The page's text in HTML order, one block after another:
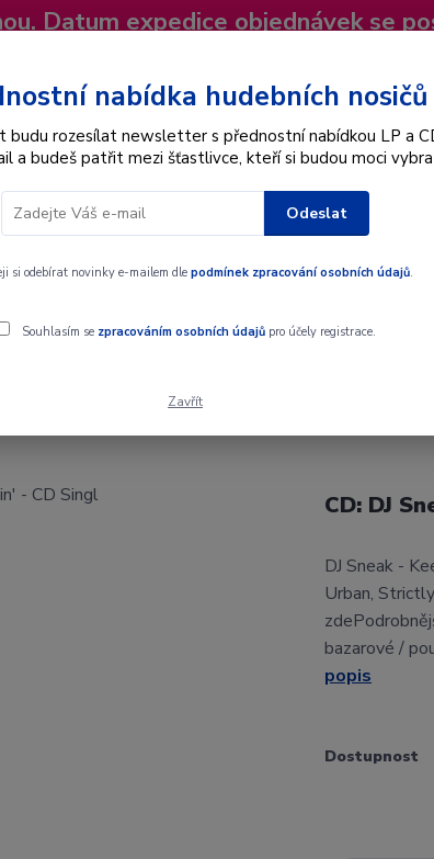
Datum expedice objednávek se
Hledat
Dárkové poukazy
CD: DJ
DJ Sneak -
Urban,
bazarové /
popis
Dostupnost
nabídka hudebních nosičů
budu rozesílat newsletter s přednostní nabídkou LP a
a budeš patřit mezi šťastlivce, kteří si budou moci
Odeslat
si odebírat novinky e-mailem dlepodmínek zpracování osobních údajů.
Souhlasím se zpracováním osobních údajůpro účely registrace.
Zavřít